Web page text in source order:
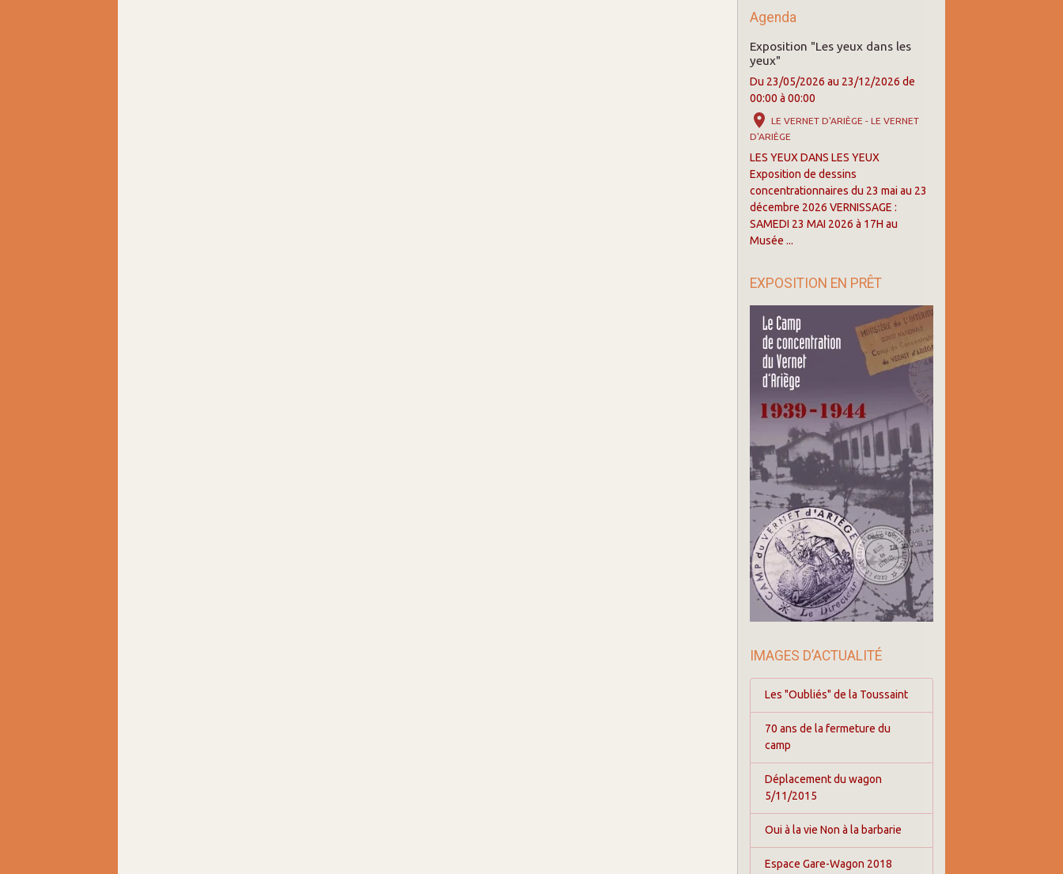
Agenda
Exposition "Les yeux dans les
yeux"
Du 23/05/2026 au 23/12/2026 de
00:00 à 00:00
LE VERNET D'ARIÈGE - LE VERNET
D'ARIÈGE
LES YEUX DANS LES YEUX
Exposition de dessins
concentrationnaires du 23 mai au 23
décembre 2026 VERNISSAGE :
SAMEDI 23 MAI 2026 à 17H au
Musée ...
EXPOSITION EN PRÊT
IMAGES D’ACTUALITÉ
Les "Oubliés" de la Toussaint
70 ans de la fermeture du
camp
Déplacement du wagon
5/11/2015
Oui à la vie Non à la barbarie
Espace Gare-Wagon 2018